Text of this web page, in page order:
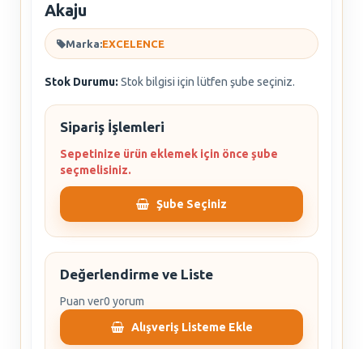
Akaju
Marka:EXCELENCE
Stok Durumu: Stok bilgisi için lütfen şube seçiniz.
Sipariş İşlemleri
Sepetinize ürün eklemek için önce şube
seçmelisiniz.
Şube Seçiniz
Değerlendirme ve Liste
Puan ver0 yorum
Alışveriş Listeme Ekle